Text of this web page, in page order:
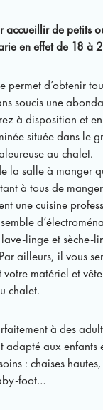
accueillir de petits
en effet de 18 à
permet d’obtenir
soucis une
à disposition et
située dans le
au chalet.
la salle à manger
à tous de
une cuisine
linge et sèche-
ailleurs, il vous
matériel et
chalet.
à des
adapté aux enfants
: chaises
foot…